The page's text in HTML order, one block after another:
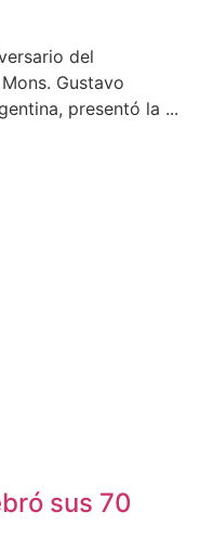
del
Gustavo
presentó la ...
sus 70